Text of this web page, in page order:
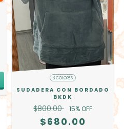
3 COLORES
SUDADERA CON BORDADO
BKDK
$800.00 15% OFF
$680.00